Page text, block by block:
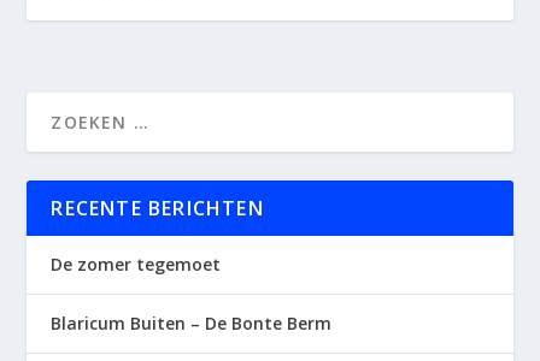
RECENTE BERICHTEN
De zomer tegemoet
Blaricum Buiten – De Bonte Berm